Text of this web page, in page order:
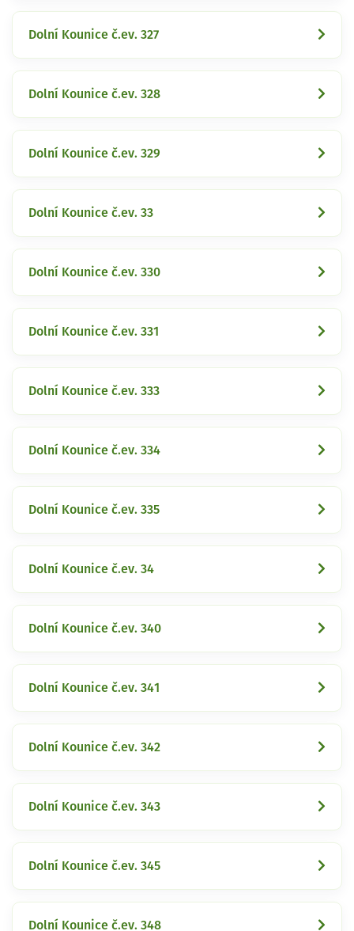
Dolní Kounice č.ev. 327
Dolní Kounice č.ev. 328
Dolní Kounice č.ev. 329
Dolní Kounice č.ev. 33
Dolní Kounice č.ev. 330
Dolní Kounice č.ev. 331
Dolní Kounice č.ev. 333
Dolní Kounice č.ev. 334
Dolní Kounice č.ev. 335
Dolní Kounice č.ev. 34
Dolní Kounice č.ev. 340
Dolní Kounice č.ev. 341
Dolní Kounice č.ev. 342
Dolní Kounice č.ev. 343
Dolní Kounice č.ev. 345
Dolní Kounice č.ev. 348